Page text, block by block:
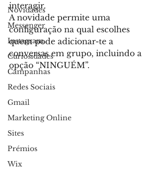
Novidades
Messenger
Instagram
Curiosidades
Campanhas
Redes Sociais
Gmail
Marketing Online
Sites
Prémios
Wix
interagir.
A novidade permite uma
configuração na qual escolhes
quem pode adicionar-te a
conversas em grupo, incluindo a
opção “NINGUÉM”.